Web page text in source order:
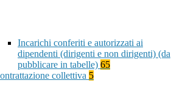
Incarichi conferiti e autorizzati ai
dipendenti (dirigenti e non dirigenti) (da
pubblicare in tabelle) 65
collettiva 5